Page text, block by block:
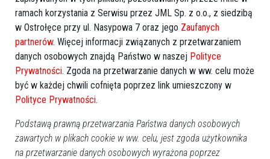
ramach korzystania z Serwisu przez JML Sp. z o.o., z siedzibą
w Ostrołęce przy ul. Nasypowa 7 oraz jego Zaufanych
partnerów. Więcej informacji związanych z przetwarzaniem
danych osobowych znajdą Państwo w naszej Polityce
Prywatności. Zgoda na przetwarzanie danych w ww. celu może
być w każdej chwili cofnięta poprzez link umieszczony w
Polityce Prywatności.
Podstawą prawną przetwarzania Państwa danych osobowych
zawartych w plikach cookie w ww. celu, jest zgoda użytkownika
na przetwarzanie danych osobowych wyrażona poprzez